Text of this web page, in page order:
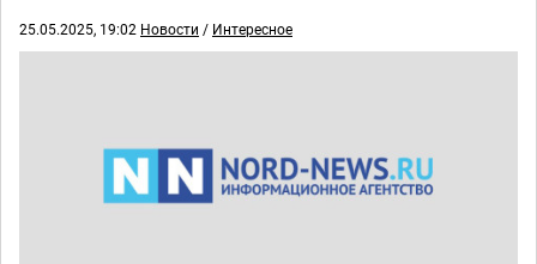
25.05.2025, 19:02 Новости / Интересное